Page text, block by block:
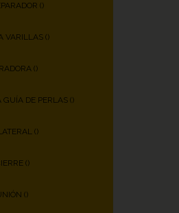
()
VARILLAS ()
()
GUÍA DE PERLAS ()
()
()
()